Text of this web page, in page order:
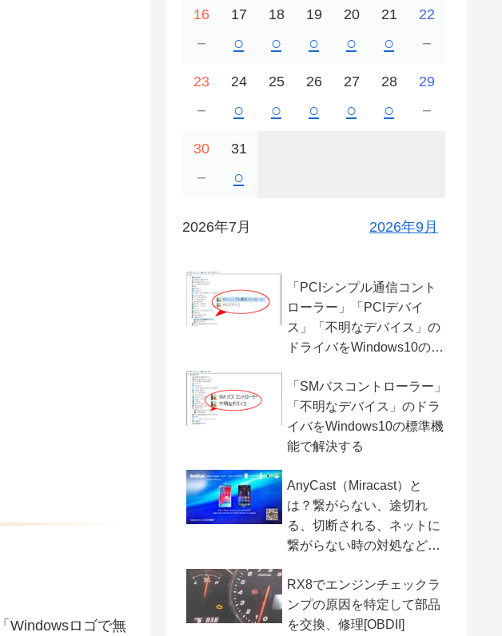
Windowsロゴで無
16
－
17
○
18
○
19
○
20
○
21
○
22
－
23
－
24
○
25
○
26
○
27
○
28
○
29
－
30
－
31
○
2026年7月 2026年9月
「PCIシンプル通信コント
ローラー」「PCIデバイ
ス」「不明なデバイス」の
ドライバをWindows10の標
「SMバスコントローラー」
「不明なデバイス」のドラ
イバをWindows10の標準機
能で解決する
AnyCast（Miracast）と
は？繋がらない、途切れ
る、切断される、ネットに
繋がらない時の対処なども
RX8でエンジンチェックラ
ンプの原因を特定して部品
を交換、修理[OBDII]